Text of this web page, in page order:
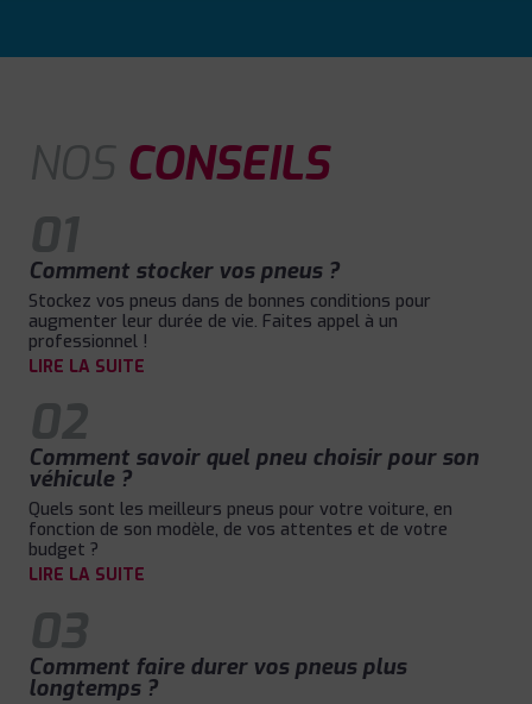
NOS CONSEILS
01
Comment stocker vos pneus ?
Stockez vos pneus dans de bonnes conditions pour
augmenter leur durée de vie. Faites appel à un
professionnel !
LIRE LA SUITE
02
Comment savoir quel pneu choisir pour son
véhicule ?
Quels sont les meilleurs pneus pour votre voiture, en
fonction de son modèle, de vos attentes et de votre
budget ?
LIRE LA SUITE
03
Comment faire durer vos pneus plus
longtemps ?